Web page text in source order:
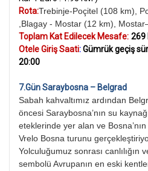
Rota:Trebinje-Poçitel (108 km),
,Blagay - Mostar (12 km),
Toplam Kat Edilecek Mesafe: 269
Otele Giriş Saati:Gümrükgeçiş
20:00
7.Gün Saraybosna – Belgrad
Sabah kahvaltımız ardından
öncesi Saraybosna’nın su
eteklerinde yer alan ve
Vrelo Bosna turunu
Yolculuğumuz sonrası canlılığın
sembolü Avrupanın en eski